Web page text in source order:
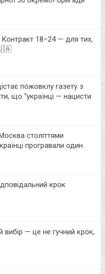
18–24 — для тих,
🇺🇦
пожовклу газету з
що “українці — нацисти
століттями
програвали один
крок
вибір — це не гучний крок,